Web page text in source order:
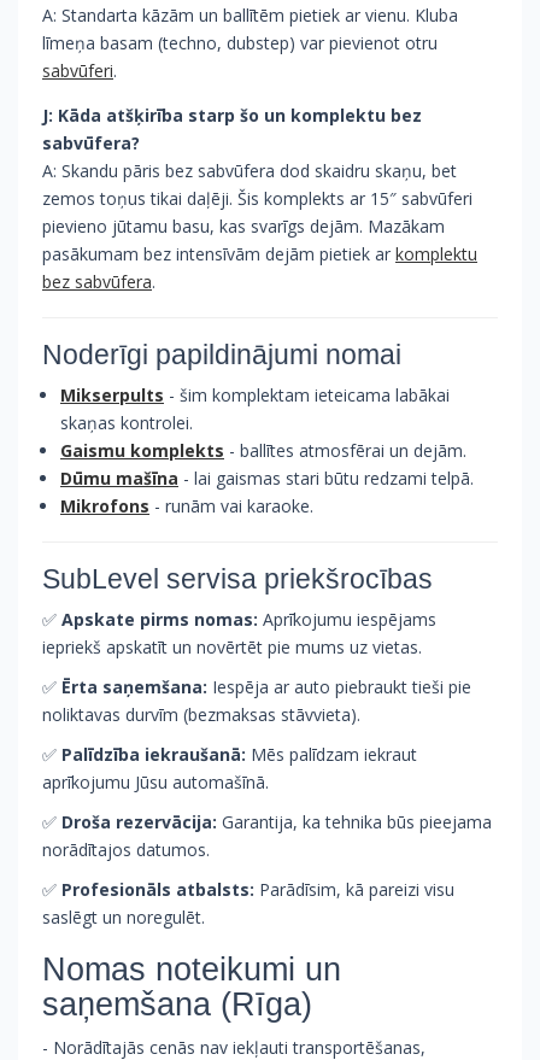
A: Standarta kāzām un ballītēm pietiek ar vienu. Kluba
līmeņa basam (techno, dubstep) var pievienot otru
sabvūferi.
J: Kāda atšķirība starp šo un komplektu bez
sabvūfera?
A: Skandu pāris bez sabvūfera dod skaidru skaņu, bet
zemos toņus tikai daļēji. Šis komplekts ar 15″ sabvūferi
pievieno jūtamu basu, kas svarīgs dejām. Mazākam
pasākumam bez intensīvām dejām pietiek ar komplektu
bez sabvūfera.
Noderīgi papildinājumi nomai
Mikserpults - šim komplektam ieteicama labākai
skaņas kontrolei.
Gaismu komplekts - ballītes atmosfērai un dejām.
Dūmu mašīna - lai gaismas stari būtu redzami telpā.
Mikrofons - runām vai karaoke.
SubLevel servisa priekšrocības
✅ Apskate pirms nomas: Aprīkojumu iespējams
iepriekš apskatīt un novērtēt pie mums uz vietas.
✅ Ērta saņemšana: Iespēja ar auto piebraukt tieši pie
noliktavas durvīm (bezmaksas stāvvieta).
✅ Palīdzība iekraušanā: Mēs palīdzam iekraut
aprīkojumu Jūsu automašīnā.
✅ Droša rezervācija: Garantija, ka tehnika būs pieejama
norādītajos datumos.
✅ Profesionāls atbalsts: Parādīsim, kā pareizi visu
saslēgt un noregulēt.
Nomas noteikumi un
saņemšana (Rīga)
- Norādītajās cenās nav iekļauti transportēšanas,